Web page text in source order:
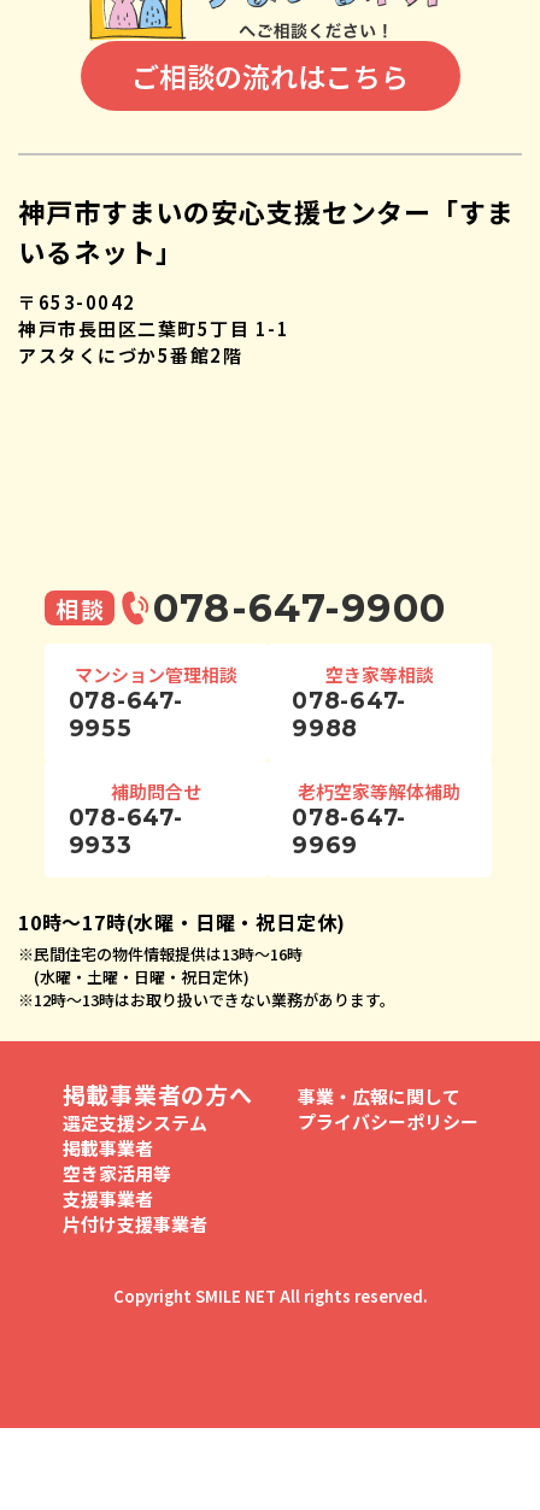
ご相談の流れはこちら
神戸市すまいの安心支援センター「すま
いるネット」
〒653-0042
神戸市長田区二葉町5丁目 1-1
アスタくにづか5番館2階
相談 078-647-9900
マンション管理相談
078-647-
9955
空き家等相談
078-647-
9988
補助問合せ
078-647-
9933
老朽空家等解体補助
078-647-
9969
10時〜17時(水曜・日曜・祝日定休)
※民間住宅の物件情報提供は13時〜16時
(水曜・土曜・日曜・祝日定休)
※12時〜13時はお取り扱いできない業務があります。
掲載事業者の方へ
選定支援システム
掲載事業者
空き家活用等
支援事業者
片付け支援事業者
事業・広報に関して
プライバシーポリシー
Copyright SMILE NET All rights reserved.